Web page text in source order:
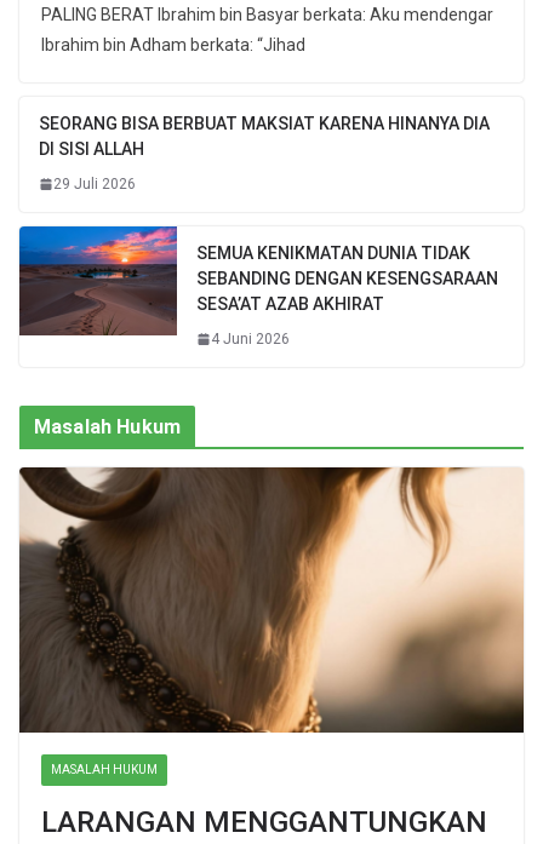
PALING BERAT Ibrahim bin Basyar berkata: Aku mendengar
Ibrahim bin Adham berkata: “Jihad
SEORANG BISA BERBUAT MAKSIAT KARENA HINANYA DIA
DI SISI ALLAH
29 Juli 2026
SEMUA KENIKMATAN DUNIA TIDAK
SEBANDING DENGAN KESENGSARAAN
SESA’AT AZAB AKHIRAT
4 Juni 2026
Masalah Hukum
MASALAH HUKUM
LARANGAN MENGGANTUNGKAN